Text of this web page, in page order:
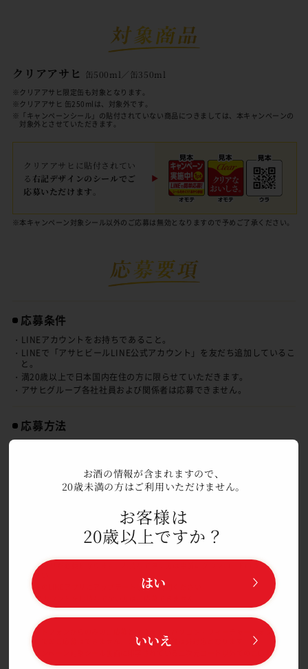
お酒の情報が含まれますので、
20歳未満の方はご利用いただけません。
お客様は
20歳以上ですか？
はい
いいえ
クリアアサヒ 缶500ml／缶350ml
※クリアアサヒ限定缶も対象となります。
※クリアアサヒ 缶250mlは、対象外です。
※「キャンペーンシール」の貼付されていない商品につきましては、本キャンペーンの
対象外とさせていただきます。
クリアアサヒに貼付されてい
る 右記デザインのシールでご
応募いただけます。
※本キャンペーン対象シール以外のご応募は無効となりますので予めご了承ください。
応募条件
・LINEアカウントをお持ちであること。
・LINEで「アサヒビールLINE公式アカウント」を友だち追加しているこ
と。
・満20歳以上で日本国内在住の方に限らせていただきます。
・アサヒグループ各社社員および関係者は応募できません。
応募方法
トフォンで読み込み、「アサヒビールLINE公式アカウント」を友だ
ち追加すると、英字2文字＋シリアル番号（14桁）がLINEのトーク
をそのまま送信していただくことでポイントが貯まります。貯まった
ポイントに応じてご希望の賞品にご応募いただけます。キャンペーン
シール1枚で1ポイントとなります。同じシールは使えません。ご応
◎LINEアプリが必要となります。お持ちで無い方は事前にダウンロードのうえ、ご利用
ください。
◎最新版のLINEアプリにアップデートしてご利用ください。
◎LINEアカウントをお持ちでない方はご応募できません。
◎「アサヒビールLINE公式アカウント」を友だち追加いただけない場合、ご応募できま
せん。
◎スマートフォンからのみのご応募となります。パソコン・フィーチャーフォン（ガラ
ケー）でのご応募はできません。また、一部機種は非対応となります。
◎本キャンペーン対象シール裏面に印字されている二次元コード以外でのご応募は、無
効となります。